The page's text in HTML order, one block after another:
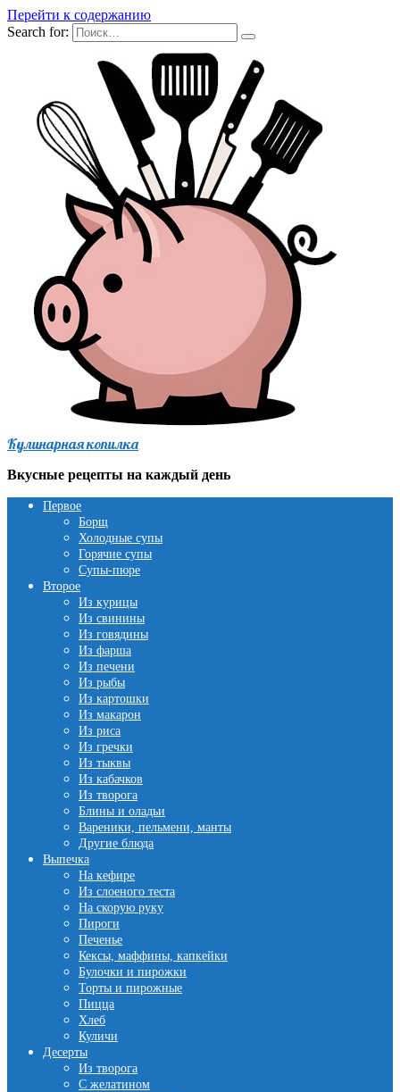
Перейти к содержанию
Search for:
Кулинарная копилка
Вкусные рецепты на каждый день
Первое
Борщ
Холодные супы
Горячие супы
Супы-пюре
Второе
Из курицы
Из свинины
Из говядины
Из фарша
Из печени
Из рыбы
Из картошки
Из макарон
Из риса
Из гречки
Из тыквы
Из кабачков
Из творога
Блины и оладьи
Вареники, пельмени, манты
Другие блюда
Выпечка
На кефире
Из слоеного теста
На скорую руку
Пироги
Печенье
Кексы, маффины, капкейки
Булочки и пирожки
Торты и пирожные
Пицца
Хлеб
Куличи
Десерты
Из творога
С желатином